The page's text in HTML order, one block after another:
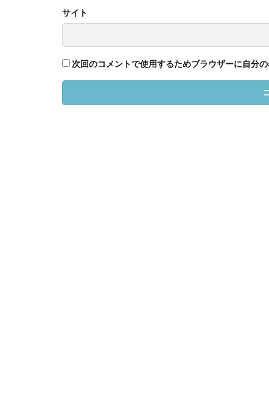
サイト
次回のコメントで使用するためブラウザーに自分